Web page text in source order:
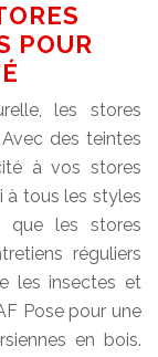
POUR
les stores
des teintes
à vos stores
à tous les styles
que les stores
réguliers
les insectes et
Pose pour une
en bois.